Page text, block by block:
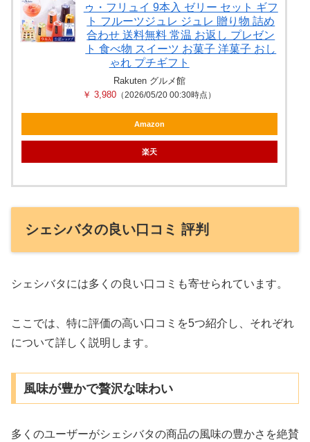
ゥ・フリュイ 9本入 ゼリー セット ギフ
ト フルーツジュレ ジュレ 贈り物 詰め
合わせ 送料無料 常温 お返し プレゼン
ト 食べ物 スイーツ お菓子 洋菓子 おし
ゃれ プチギフト
Rakuten グルメ館
￥ 3,980 （2026/05/20 00:30時点）
Amazon
楽天
シェシバタの良い口コミ 評判
シェシバタには多くの良い口コミも寄せられています。
ここでは、特に評価の高い口コミを5つ紹介し、それぞれ
について詳しく説明します。
風味が豊かで贅沢な味わい
多くのユーザーがシェシバタの商品の風味の豊かさを絶賛